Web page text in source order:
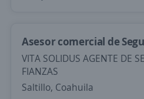
Asesor comercial de
VITA SOLIDUS AGENTE DE
FIANZAS
Saltillo, Coahuila